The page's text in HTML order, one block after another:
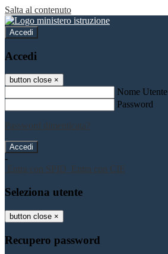
Salta al contenuto
Accedi
Accedi
button close ×
Nome Utente
Password
Password dimenticata?
-
Entra con SPID
Entra con CIE
Seleziona utente
button close ×
Recupero password